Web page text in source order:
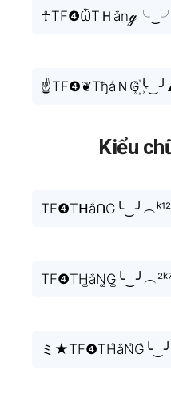
☥TF❹ѼTＨ
☝TF❹❦TђắＮ
Kiểu
TF❹TᕼắᑎG╰‿╯︵ᵏ¹²
ミ